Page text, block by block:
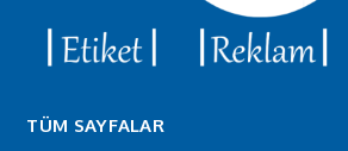
TÜM SAYFALAR